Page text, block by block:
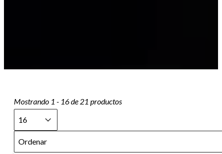
Mostrando 1 - 16 de 21 productos
Select number per page
16
Select number per page
Sort
Sort content
Ordenar
Sort content